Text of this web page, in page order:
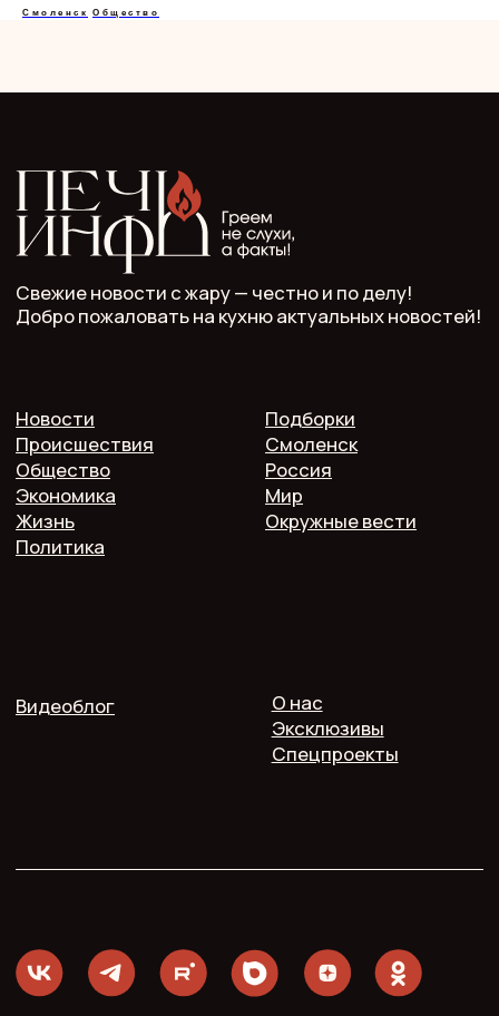
Смоленск Общество
ООО "Мелодия". Публикация материалов сайта
разрешена с письменного разрешения редакции
и указания прямой гиперссылки.
в Роскомнадзоре.
Запись в реестре зарегистрированных СМИ:
серия Эл Nº ФС77−89949 oт 15 августа 2025 г.
214000 Смоленская область, г. Смоленск, проспект
Гагарина 10/2, оф. 507
16+. Мнение редакции может не совпадать
с мнением авторов.
Публичная оферта
Пользовательское соглашение
Политика конфиденциальности